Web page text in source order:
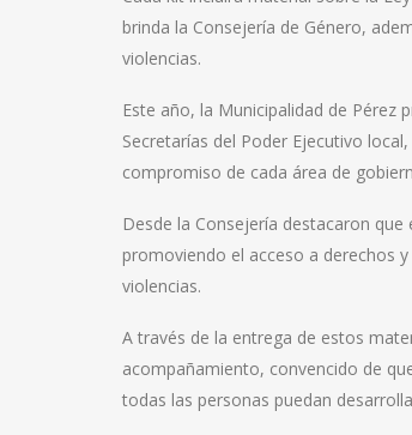
brinda la Consejería de Género,
violencias.
Este año, la Municipalidad de Pérez
Secretarías del Poder Ejecutivo
compromiso de cada área de
Desde la Consejería destacaron
promoviendo el acceso a derechos
violencias.
A través de la entrega de estos
acompañamiento, convencido de
todas las personas puedan